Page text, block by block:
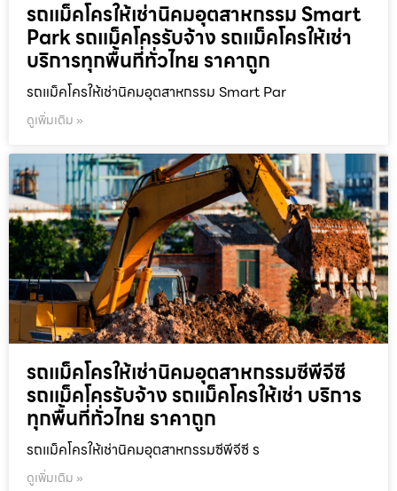
รถแม็คโครให้เช่านิคมอุตสาหกรรม Smart
Park รถแม็คโครรับจ้าง รถแม็คโครให้เช่า
บริการทุกพื้นที่ทั่วไทย ราคาถูก
รถแม็คโครให้เช่านิคมอุตสาหกรรม Smart Par
ดูเพิ่มเติม »
รถแม็คโครให้เช่านิคมอุตสาหกรรมซีพีจีซี
รถแม็คโครรับจ้าง รถแม็คโครให้เช่า บริการ
ทุกพื้นที่ทั่วไทย ราคาถูก
รถแม็คโครให้เช่านิคมอุตสาหกรรมซีพีจีซี ร
ดูเพิ่มเติม »